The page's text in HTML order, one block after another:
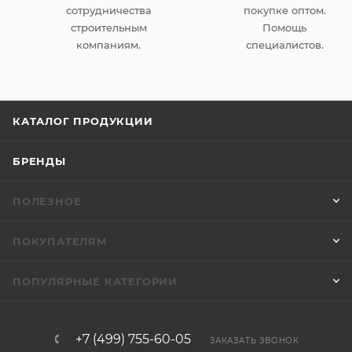
сотрудничества
строительным
компаниям.
покупке оптом.
Помощь
специалистов.
КАТАЛОГ ПРОДУКЦИИ
БРЕНДЫ
ПОЛЕЗНОЕ
ПОКУПАТЕЛЯМ
ПОПУЛЯРНЫЕ КАТЕГОРИИ
+7 (499) 755-60-05 ЗАКАЗАТЬ ЗВОНОК